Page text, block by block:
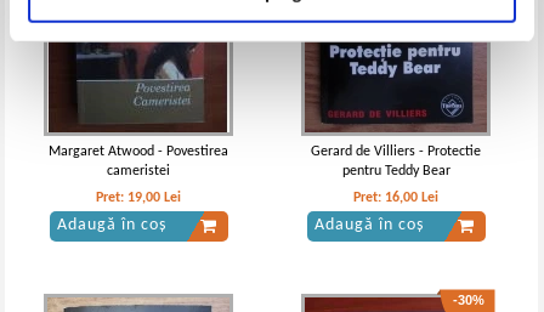
Margaret Atwood - Povestirea
cameristei
Pret: 19,00 Lei
Adaugă în coș
Gerard de Villiers - Protectie
pentru Teddy Bear
Pret: 16,00 Lei
Adaugă în coș
-30%